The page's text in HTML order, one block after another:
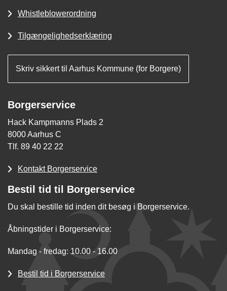
Whistleblowerordning
Tilgængelighedserklæring
Skriv sikkert til Aarhus Kommune (for Borgere)
Borgerservice
Hack Kampmanns Plads 2
8000 Aarhus C
Tlf. 89 40 22 22
Kontakt Borgerservice
Bestil tid til Borgerservice
Du skal bestille tid inden dit besøg i Borgerservice.
Åbningstider i Borgerservice:
Mandag - fredag: 10.00 - 16.00
Bestil tid i Borgerservice